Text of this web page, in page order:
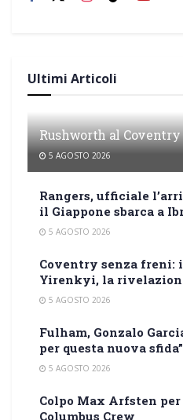
Ultimi Articoli
Rushworth al
5 AGOSTO 2026
Rangers, ufficiale
il Giappone sbarca a
5 AGOSTO 2026
Coventry senza freni:
Yirenkyi, la
5 AGOSTO 2026
Fulham, Gonzalo
per questa nuova sfida”
5 AGOSTO 2026
Colpo Max Arfsten
Columbus Crew